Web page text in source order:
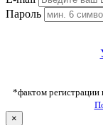
Пароль
*фактом регистрации
×